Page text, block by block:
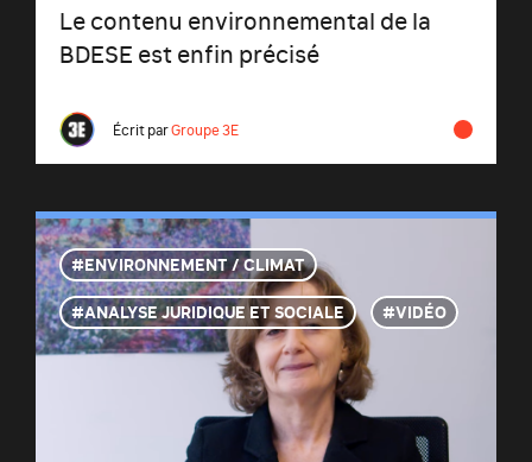
Le contenu environnemental de la
BDESE est enfin précisé
Écrit parGroupe 3E
ENVIRONNEMENT / CLIMAT
ANALYSE JURIDIQUE ET SOCIALE
VIDÉO